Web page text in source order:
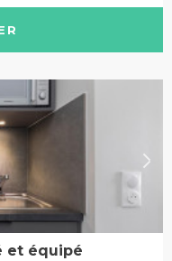
et équipé